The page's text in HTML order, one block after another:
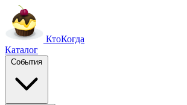
КтоКогда
Каталог
События